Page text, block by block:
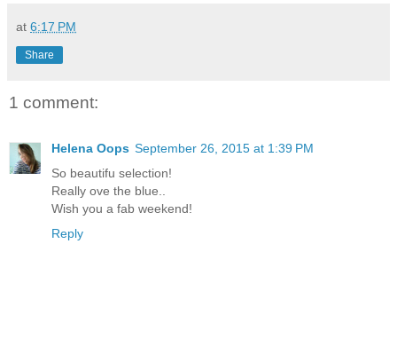
at 6:17 PM
Share
1 comment:
Helena Oops September 26, 2015 at 1:39 PM
So beautifu selection!
Really ove the blue..
Wish you a fab weekend!
Reply